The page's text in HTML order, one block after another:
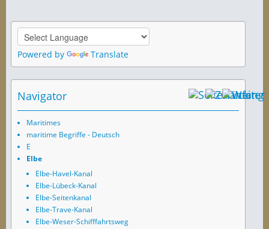
Powered by Translate
Navigator
Maritimes
maritime Begriffe - Deutsch
E
Elbe
Elbe-Havel-Kanal
Elbe-Lübeck-Kanal
Elbe-Seitenkanal
Elbe-Trave-Kanal
Elbe-Weser-Schifffahrtsweg